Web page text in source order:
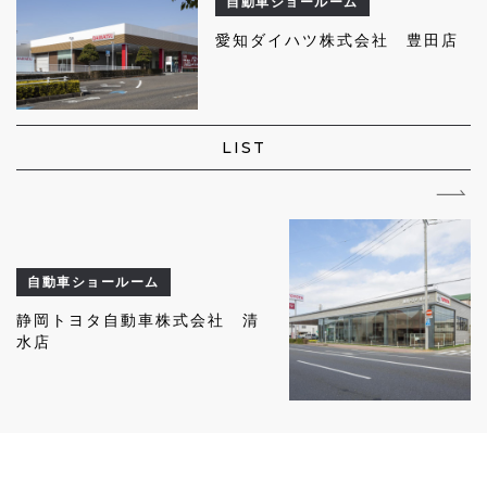
愛知ダイハツ株式会社 豊田店
LIST
自動車ショールーム
静岡トヨタ自動車株式会社 清
水店